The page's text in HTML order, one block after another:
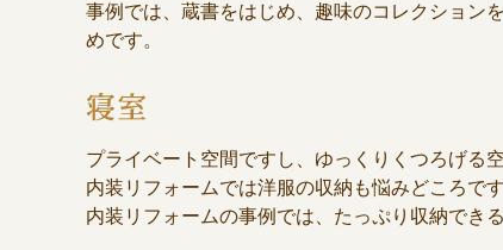
事例では、蔵書をはじめ、趣味のコレクション
めです。
寝室
プライベート空間ですし、ゆっくりくつろげる
内装リフォームでは洋服の収納も悩みどころです
内装リフォームの事例では、たっぷり収納でき